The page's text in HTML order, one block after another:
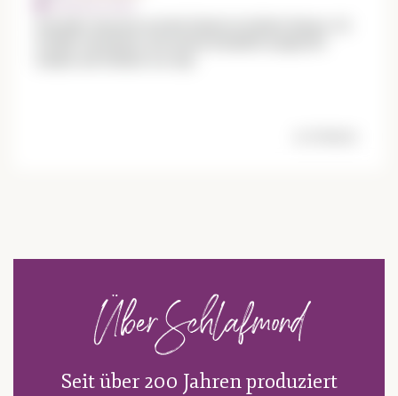
Über Schlafmond
Seit über 200 Jahren produziert